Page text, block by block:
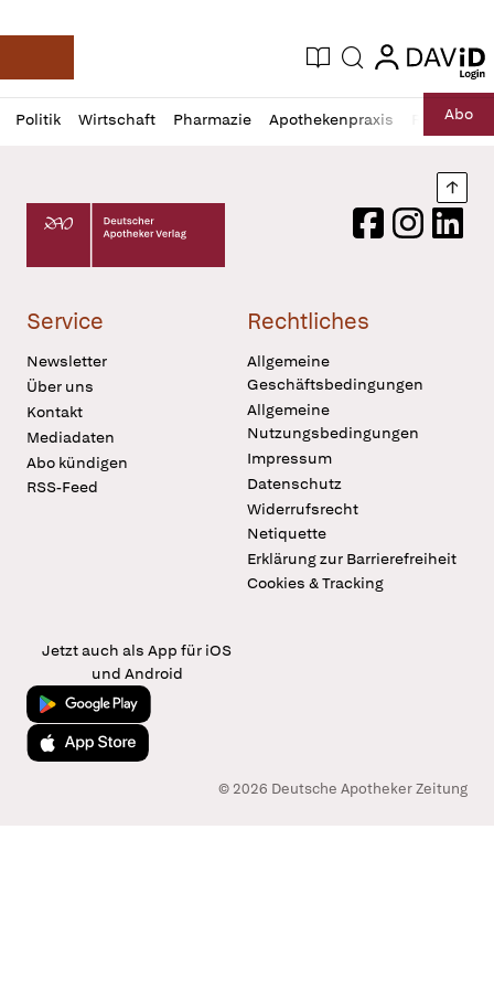
Deutsche Apotheker Zeitung
Aktuelle Ausgabe
Suche login
login
Politik Wirtschaft Pharmazie Apothekenpraxis RechtAbo
Profil
öffnen
Daz
Pur
Deutscher Apotheker Verlag Logo
FacebookInstagram
Service
Newsletter
Über uns
Kontakt
Mediadaten
Abo kündigen
RSS-Feed
Rechtliches
Allgemeine
Geschäftsbedingungen
Allgemeine
Nutzungsbedingungen
Impressum
Datenschutz
Widerrufsrecht
Netiquette
Erklärung zur Barrierefreiheit
Cookies & Tracking
Jetzt auch als App für iOS
und Android
Jetzt bei Google Play
Laden im App Store
© 2026 Deutsche Apotheker Zeitung